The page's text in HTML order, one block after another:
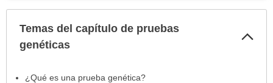
Temas del capítulo de pruebas
genéticas
¿Qué es una prueba genética?